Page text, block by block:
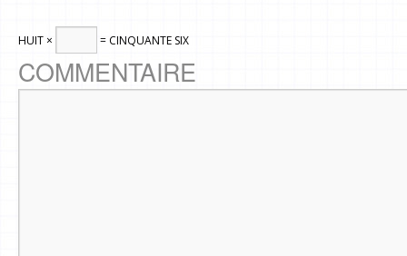
HUIT × = CINQUANTE SIX
COMMENTAIRE